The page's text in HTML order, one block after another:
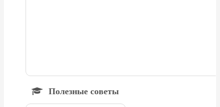
Полезные советы